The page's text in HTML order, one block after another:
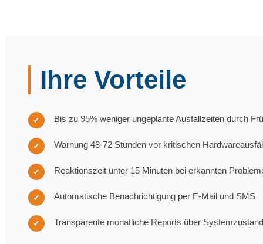
Ihre Vorteile
✓ Bis zu 95% weniger ungeplante Ausfallzeiten durch
✓ Warnung 48-72 Stunden vor kritischen
✓ Reaktionszeit unter 15 Minuten bei erkannten
✓ Automatische Benachrichtigung per E-Mail und SMS
✓ Transparente monatliche Reports über Systemzustand